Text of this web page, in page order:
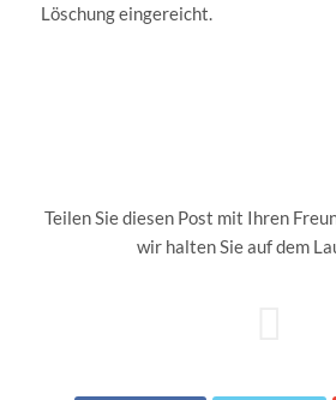
Löschung eingereicht.
Teilen Sie diesen Post mit Ihren
wir halten Sie auf dem